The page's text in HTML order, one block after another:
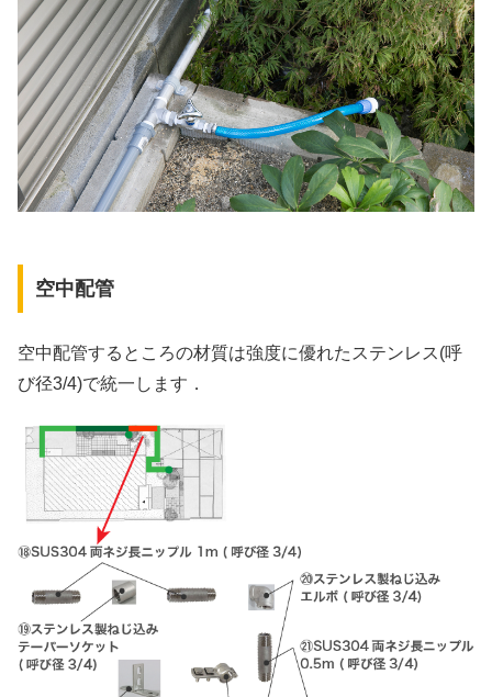
空中配管
空中配管するところの材質は強度に優れたステンレス(呼
び径3/4)で統一します．